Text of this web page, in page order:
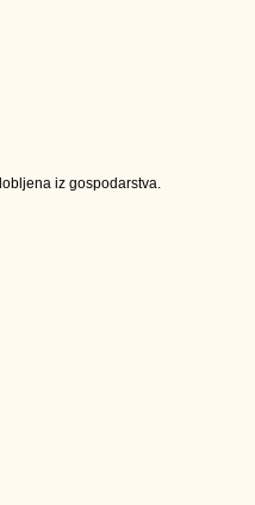
iz gospodarstva.